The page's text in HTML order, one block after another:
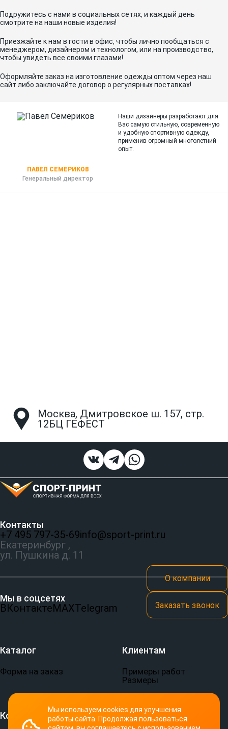
Подружитесь с нами в социальных сетях, и каждый день
смотрите на наши новые изделия!
Приезжайте к нам в гости в офис, чтобы лично пообщаться с
менеджером, дизайнером и технологом, или на производство,
чтобы увидеть все своими глазами!
Оформляйте заказ на изготовление одежды оптом через наш
сайт либо заключайте договор о регулярных поставках!
ПАВЕЛ СЕМЕРИКОВ
Генеральный директор
Наши дизайнеры разработают для
Вас самую стильную, современную
и удобную спортивную одежду,
применив огромный многолетний
опыт.
Москва, Дмитровское ш. 157, стр.
12БЦ ГЕФЕСТ
Мы используем cookies для улучшения
работы сайта. Продолжая пользоваться
Контакты
+7 495 797‑35-69info@sport-print.ru
Екатеринбург ,
ул. Пушкина д. 11
Мы в соцсетях
ВКонтактеMAXTelegram
О компании
Заказать звонок
Каталог
Форма на заказ
Клиентам
Примеры работ
Размеры
Компания Документы